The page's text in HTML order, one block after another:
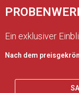
Ein exklusiver
Nach dem